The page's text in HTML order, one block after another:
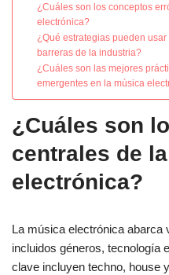
¿Cuáles son los conceptos
electrónica?
¿Qué estrategias pueden
barreras de la industria?
¿Cuáles son las mejores
emergentes en la música
¿Cuáles son
centrales de
electrónica?
La música electrónica abarca
incluidos géneros, tecnología
clave incluyen techno, house